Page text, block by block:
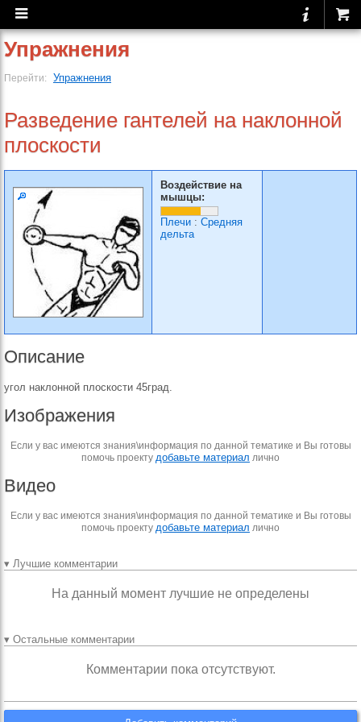
Упражнения
Перейти: Упражнения
Разведение гантелей на наклонной
плоскости
Воздействие на
мышцы:
Плечи : Средняя
дельта
Описание
угол наклонной плоскости 45град.
Изображения
Если у вас имеются знания\информация по данной тематике и Вы готовы
помочь проекту добавьте материал лично
Видео
Если у вас имеются знания\информация по данной тематике и Вы готовы
помочь проекту добавьте материал лично
▾ Лучшие комментарии
На данный момент лучшие не определены
▾ Остальные комментарии
Комментарии пока отсутствуют.